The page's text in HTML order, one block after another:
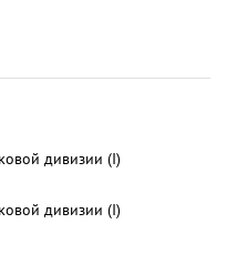
дивизии (I)
дивизии (I)